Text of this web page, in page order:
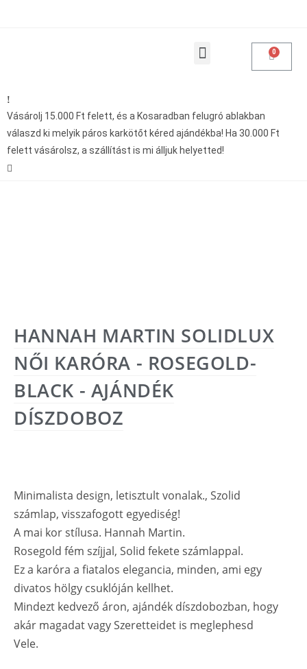
Vásárolj 15.000 Ft felett, és a Kosaradban felugró ablakban
válaszd ki melyik páros karkötőt kéred ajándékba! Ha 30.000 Ft
felett vásárolsz, a szállítást is mi álljuk helyetted!
HANNAH MARTIN SOLIDLUX
NŐI KARÓRA - ROSEGOLD-
BLACK - AJÁNDÉK
DÍSZDOBOZ
Minimalista design, letisztult vonalak., Szolid
számlap, visszafogott egyediség!
A mai kor stílusa. Hannah Martin.
Rosegold fém szíjjal, Solid fekete számlappal.
Ez a karóra a fiatalos elegancia, minden, ami egy
divatos hölgy csuklóján kellhet.
Mindezt kedvező áron, ajándék díszdobozban, hogy
akár magadat vagy Szeretteidet is meglephesd
Vele.